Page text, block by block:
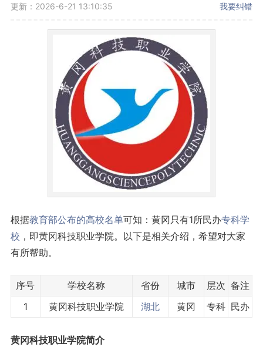
更新：2026-6-21 13:10:35 我要纠错
根据教育部公布的高校名单可知：黄冈只有1所民办专科学
校 ，即黄冈科技职业学院。以下是相关介绍，希望对大家
有所帮助。
序号 学校名称 省份 城市 层次 备注
1
黄冈科技职业学院 湖北 黄冈 专科 民办
黄冈科技职业学院简介